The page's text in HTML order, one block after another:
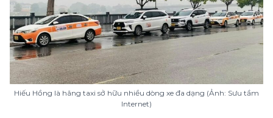
Hiếu Hồng là hãng taxi sở hữu nhiều dòng xe đa dạng (Ảnh: Sưu tầm
Internet)